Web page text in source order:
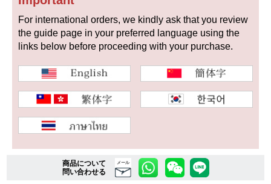
商品の状態から探す
中古品 アンティーク品
WEB限定品
複数条件で商品を絞り込む
For international orders, we kindly ask that you review
the guide page in your preferred language using the
links below before proceeding with your purchase.
商品について
問い合わせる
メール